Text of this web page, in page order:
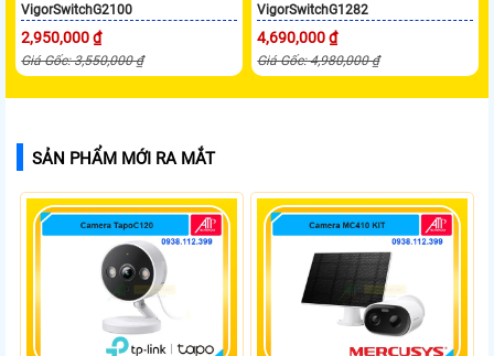
VigorSwitchG2100
2,950,000 ₫
Giá Gốc: 3,550,000 ₫
VigorSwitchG1282
4,690,000 ₫
Giá Gốc: 4,980,000 ₫
SẢN PHẨM MỚI RA MẮT